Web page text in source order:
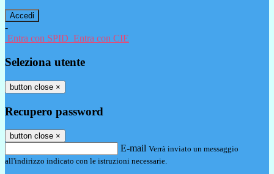
-
Entra con SPID Entra con CIE
Seleziona utente
button close ×
Recupero password
button close ×
E-mail Verrà inviato un messaggio
all'indirizzo indicato con le istruzioni necessarie.